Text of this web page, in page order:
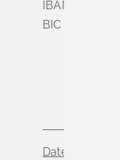
IBAN DE56
BIC VOLODE66
Datenschutz